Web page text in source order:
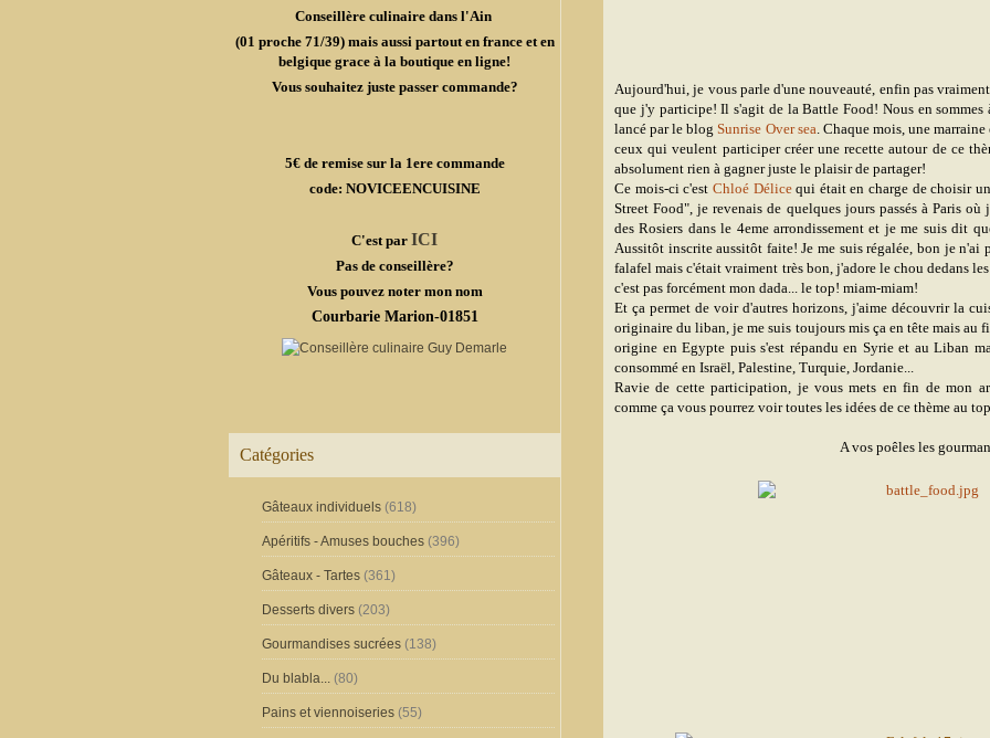
Conseillère culinaire dans l'Ain
(01 proche 71/39) mais aussi partout en france et en
belgique grace à la boutique en ligne!
Vous souhaitez juste passer commande?
5€ de remise sur la 1ere commande
code: NOVICEENCUISINE
C'est par ICI
Pas de conseillère?
Vous pouvez noter mon nom
Courbarie Marion-01851
Catégories
Gâteaux individuels (618)
Apéritifs - Amuses bouches (396)
Gâteaux - Tartes (361)
Desserts divers (203)
Gourmandises sucrées (138)
Du blabla... (80)
Pains et viennoiseries (55)
Aujourd'hui, je vous parle d'une nouveauté, enfin pas
que j'y participe! Il s'agit de la Battle Food! Nous en
lancé par le blogSunrise Over sea. Chaque mois, une
ceux qui veulent participer créer une recette autour de ce
absolument rien à gagner juste le plaisir de partager!
Ce mois-ci c'est Chloé Délicequi était en charge de choisir
Street Food", je revenais de quelques jours passés à Paris
des Rosiers dans le 4eme arrondissement et je me suis dit
Aussitôt inscrite aussitôt faite! Je me suis régalée, bon je n'ai
falafel mais c'était vraiment très bon, j'adore le chou dedans
c'est pas forcément mon dada... le top! miam-miam!
Et ça permet de voir d'autres horizons, j'aime découvrir la
originaire du liban, je me suis toujours mis ça en tête mais
origine en Egypte puis s'est répandu en Syrie et au Liban
consommé en Israël, Palestine, Turquie, Jordanie...
Ravie de cette participation, je vous mets en fin de mon
comme ça vous pourrez voir toutes les idées de ce thème au
A vos poêles les